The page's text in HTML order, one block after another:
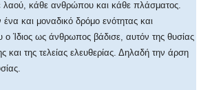
λαού, κάθε ανθρώπου και κάθε πλάσματος.
ένα και μοναδικό δρόμο ενότητας και
ο Ίδιος ως άνθρωπος βάδισε, αυτόν της θυσίας
και της τελείας ελευθερίας. Δηλαδή την άρση